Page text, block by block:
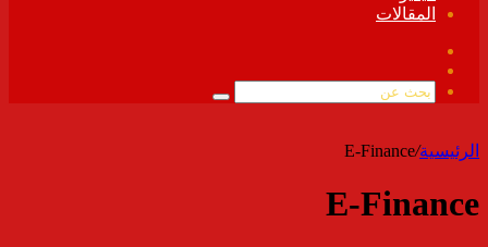
المقالات
الموقع
بحث
الرئيسية/
E-Finance
E-Finance